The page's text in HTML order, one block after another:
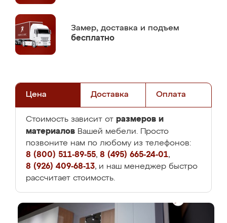
Замер, доставка и подъем
бесплатно
Цена Доставка Оплата
Стоимость зависит от размеров и
материалов Вашей мебели. Просто
позвоните нам по любому из телефонов:
8 (800) 511-89-55, 8 (495) 665-24-01,
8 (926) 409-68-13, и наш менеджер быстро
рассчитает стоимость.